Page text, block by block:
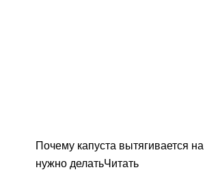
Почему капуста вытягивается на
нужно делатьЧитать